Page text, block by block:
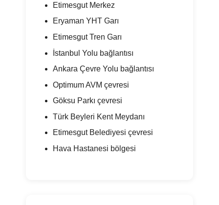
Etimesgut Merkez
Eryaman YHT Garı
Etimesgut Tren Garı
İstanbul Yolu bağlantısı
Ankara Çevre Yolu bağlantısı
Optimum AVM çevresi
Göksu Parkı çevresi
Türk Beyleri Kent Meydanı
Etimesgut Belediyesi çevresi
Hava Hastanesi bölgesi